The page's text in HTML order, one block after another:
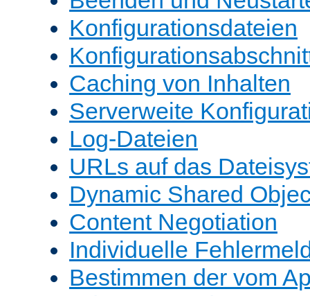
Konfigurationsdateien
Caching von Inhalten
Serverweite
Log-Dateien
URLs auf das
Dynamic Shared
Content Negotiation
Individuelle
Bestimmen der vom